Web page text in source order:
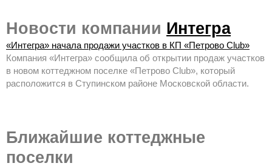
Новости компании Интегра
«Интегра» начала продажи участков в КП «Петрово Club»
Компания «Интегра» сообщила об открытии продаж участков
в новом коттеджном поселке «Петрово Club», который
расположится в Ступинском районе Московской области.
Ближайшие коттеджные
поселки